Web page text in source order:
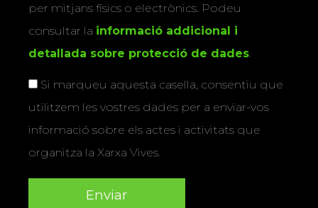
per mitjans físics o electrònics. Podeu
consultar la informació addicional i
detallada sobre protecció de dades
Si marqueu aquesta casella, consentiu que
utilitzem les vostres dades per a enviar-vos
informació sobre els actes i activitats que
organitza la Xarxa Vives.